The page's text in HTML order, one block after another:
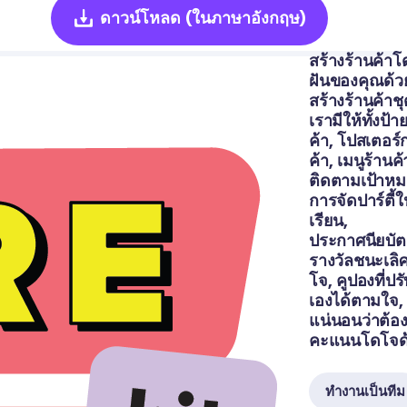
ดาวน์โหลด (ในภาษาอังกฤษ)
สร้างร้านค้า
ฝันของคุณด้
สร้างร้านค้า
เรามีให้ทั้งป้า
ค้า, โปสเตอร์
ค้า, เมนูร้านค้
ติดตามเป้าห
การจัดปาร์ตี้
เรียน,
ประกาศนียบั
รางวัลชนะเลิ
โจ, คูปองที่ป
เองได้ตามใจ
แน่นอนว่าต้อ
ทำงานเป็นทีม